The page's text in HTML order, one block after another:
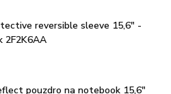
reversible sleeve 15,6" -
2F2K6AA
pouzdro na notebook 15,6"